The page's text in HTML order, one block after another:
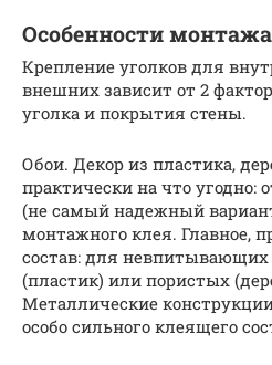
Особенности
Крепление уголков для
внешних зависит от 2
уголка и покрытия стены.
Обои. Декор из пластика,
практически на что угодно:
(не самый надежный
монтажного клея. Главное,
состав: для невпитывающих
(пластик) или пористых
Металлические
особо сильного клеящего